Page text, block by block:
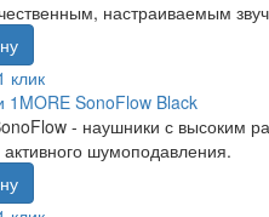
настраиваемым
клик
1MORE SonoFlow Black
- наушники с высоким
шумоподавления.